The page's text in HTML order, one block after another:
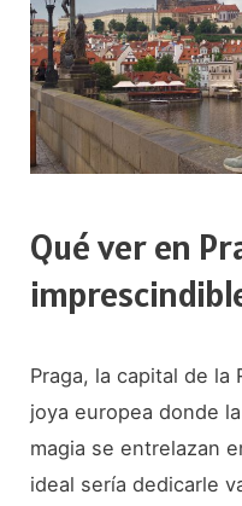
Qué ver en
Praga, la capital de la
joya europea donde
magia se entrelazan
ideal sería dedicarle